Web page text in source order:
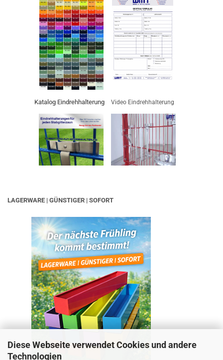
Diese Webseite verwendet Cookies und andere
Technologien
Katalog Eindrehhalterung Video Eindrehhalterung
LAGERWARE | GÜNSTIGER | SOFORT